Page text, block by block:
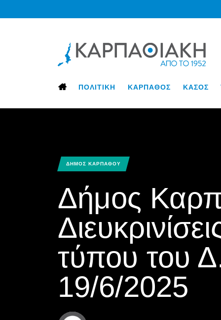
ΠΟΛΙΤΙΚΗ ΚΑΡΠΑΘΟΣ ΚΑΣΟΣ
ΔΗΜΟΣ ΚΑΡΠΑΘΟΥ
Δήμος
τύπου του
19/6/2025